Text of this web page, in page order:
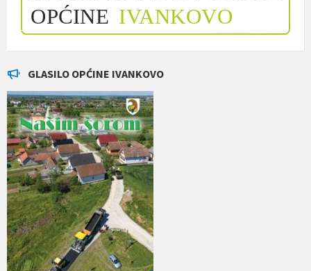
GLASILO OPĆINE IVANKOVO